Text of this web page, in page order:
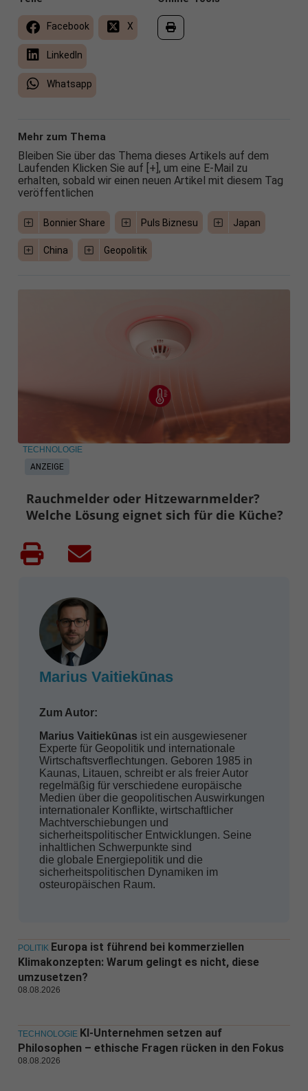
Facebook X
LinkedIn
Whatsapp
Mehr zum Thema
Bleiben Sie über das Thema dieses Artikels auf dem
Laufenden Klicken Sie auf [+], um eine E-Mail zu
erhalten, sobald wir einen neuen Artikel mit diesem Tag
veröffentlichen
Bonnier Share Puls Biznesu Japan
China Geopolitik
ANZEIGE
TECHNOLOGIE
Rauchmelder oder Hitzewarnmelder?
Welche Lösung eignet sich für die Küche?
Marius Vaitiekūnas
Zum Autor:
Marius Vaitiekūnas ist ein ausgewiesener
Experte für Geopolitik und internationale
Wirtschaftsverflechtungen. Geboren 1985 in
Kaunas, Litauen, schreibt er als freier Autor
regelmäßig für verschiedene europäische
Medien über die geopolitischen Auswirkungen
internationaler Konflikte, wirtschaftlicher
Machtverschiebungen und
sicherheitspolitischer Entwicklungen. Seine
inhaltlichen Schwerpunkte sind
die globale Energiepolitik und die
sicherheitspolitischen Dynamiken im
osteuropäischen Raum.
POLITIK Europa ist führend bei kommerziellen
Klimakonzepten: Warum gelingt es nicht, diese
umzusetzen?
08.08.2026
TECHNOLOGIE KI-Unternehmen setzen auf
Philosophen – ethische Fragen rücken in den Fokus
08.08.2026